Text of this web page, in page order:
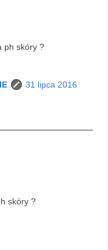
ph skóry ?
31 lipca 2016
skóry ?